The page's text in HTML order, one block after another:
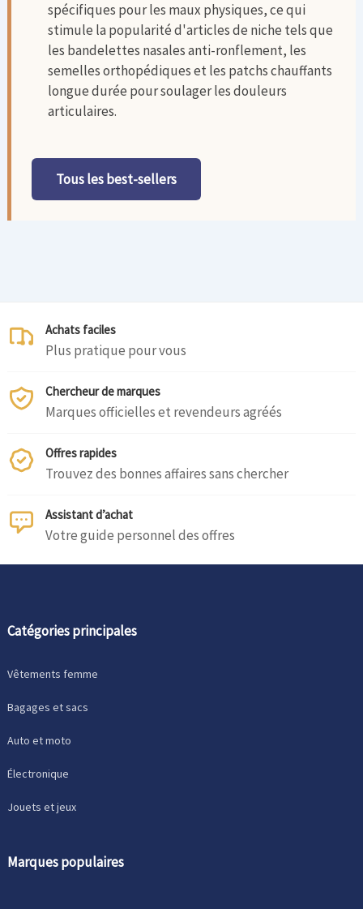
spécifiques pour les maux physiques, ce qui
stimule la popularité d'articles de niche tels que
les bandelettes nasales anti-ronflement, les
semelles orthopédiques et les patchs chauffants
longue durée pour soulager les douleurs
articulaires.
Tous les best-sellers
Achats faciles
Plus pratique pour vous
Chercheur de marques
Marques officielles et revendeurs agréés
Offres rapides
Trouvez des bonnes affaires sans chercher
Assistant d’achat
Votre guide personnel des offres
Catégories principales
Vêtements femme
Bagages et sacs
Auto et moto
Électronique
Jouets et jeux
Marques populaires